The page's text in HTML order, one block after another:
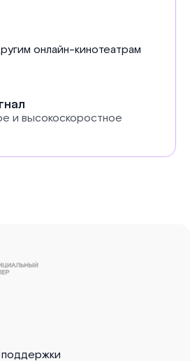
онлайн-кинотеатрам
и высокоскоростное
поддержки